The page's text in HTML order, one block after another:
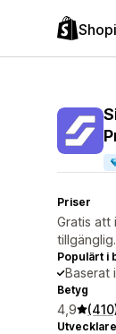
Priser
Gratis att
tillgänglig.
Populärt i
Baserat
Betyg
4,9
Utvecklare